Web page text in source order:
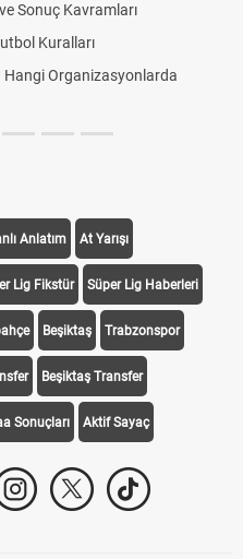
Sonuç Kavramları
Kuralları
Hangi Organizasyonlarda
Anlatım At Yarışı
Lig Fikstür Süper Lig Haberleri
Beşiktaş Trabzonspor
Beşiktaş Transfer
Sonuçları Aktif Sayaç